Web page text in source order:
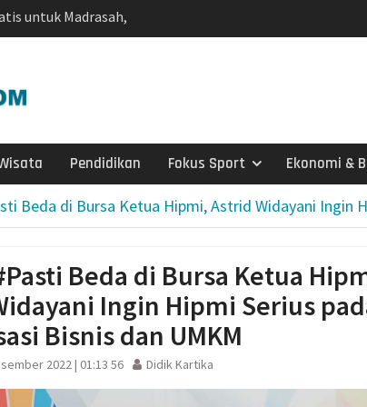
untuk Madrasah,
Kami Hitung
Muktamar
Utamakan
Nasyiatul
Pembangunan
Perempuan
Mandiri di Era Digital
Saat Restoran
Kecil untuk
22 Tangki Air
Wonosegoro
Pendidikan Fokus Sport Ekonomi &
Beda di Bursa Ketua Hipmi, Astrid Widayani Ingin
Beda di Bursa Ketua
Ingin Hipmi Serius
Bisnis dan UMKM
2022 | 01:13 56 Didik Kartika